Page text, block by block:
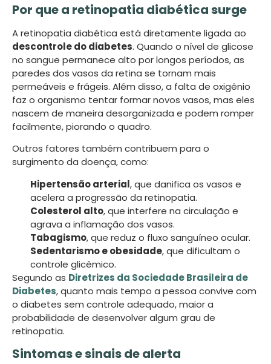
Por que a retinopatia diabética surge
A retinopatia diabética está diretamente ligada ao
descontrole do diabetes. Quando o nível de glicose
no sangue permanece alto por longos períodos, as
paredes dos vasos da retina se tornam mais
permeáveis e frágeis. Além disso, a falta de oxigênio
faz o organismo tentar formar novos vasos, mas eles
nascem de maneira desorganizada e podem romper
facilmente, piorando o quadro.
Outros fatores também contribuem para o
surgimento da doença, como:
Hipertensão arterial, que danifica os vasos e
acelera a progressão da retinopatia.
Colesterol alto, que interfere na circulação e
agrava a inflamação dos vasos.
Tabagismo, que reduz o fluxo sanguíneo ocular.
Sedentarismo e obesidade, que dificultam o
controle glicêmico.
Segundo as Diretrizes da Sociedade Brasileira de
Diabetes, quanto mais tempo a pessoa convive com
o diabetes sem controle adequado, maior a
probabilidade de desenvolver algum grau de
retinopatia.
Sintomas e sinais de alerta